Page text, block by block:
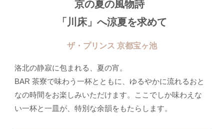
京の夏の風物詩
「川床」へ涼夏を求めて
ザ・プリンス 京都宝ヶ池
洛北の静寂に包まれる、夏の宵。
BAR 茶寮で味わう一杯とともに、ゆるやかに流れるおと
なの時間をお楽しみいただけます。ここでしか味わえな
い一杯と一皿が、特別な余韻をもたらします。